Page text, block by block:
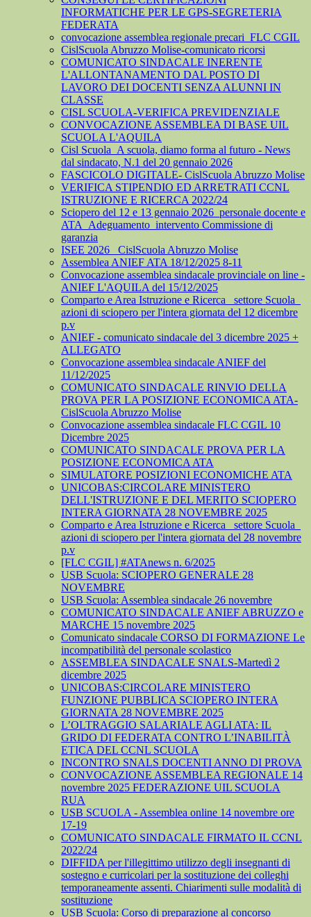
INFORMATICHE PER LE GPS-SEGRETERIA
FEDERATA
convocazione assemblea regionale precari_FLC CGIL
CislScuola Abruzzo Molise-comunicato ricorsi
COMUNICATO SINDACALE INERENTE
L'ALLONTANAMENTO DAL POSTO DI
LAVORO DEI DOCENTI SENZA ALUNNI IN
CLASSE
CISL SCUOLA-VERIFICA PREVIDENZIALE
CONVOCAZIONE ASSEMBLEA DI BASE UIL
SCUOLA L'AQUILA
Cisl Scuola_A scuola, diamo forma al futuro - News
dal sindacato, N.1 del 20 gennaio 2026
FASCICOLO DIGITALE- CislScuola Abruzzo Molise
VERIFICA STIPENDIO ED ARRETRATI CCNL
ISTRUZIONE E RICERCA 2022/24
Sciopero del 12 e 13 gennaio 2026_personale docente e
ATA_Adeguamento_intervento Commissione di
garanzia
ISEE 2026_ CislScuola Abruzzo Molise
Assemblea ANIEF ATA 18/12/2025 8-11
Convocazione assemblea sindacale provinciale on line -
ANIEF L'AQUILA del 15/12/2025
Comparto e Area Istruzione e Ricerca_ settore Scuola_
azioni di sciopero per l'intera giornata del 12 dicembre
p.v
ANIEF - comunicato sindacale del 3 dicembre 2025 +
ALLEGATO
Convocazione assemblea sindacale ANIEF del
11/12/2025
COMUNICATO SINDACALE RINVIO DELLA
PROVA PER LA POSIZIONE ECONOMICA ATA-
CislScuola Abruzzo Molise
Convocazione assemblea sindacale FLC CGIL 10
Dicembre 2025
COMUNICATO SINDACALE PROVA PER LA
POSIZIONE ECONOMICA ATA
SIMULATORE POSIZIONI ECONOMICHE ATA
UNICOBAS:CIRCOLARE MINISTERO
DELL'ISTRUZIONE E DEL MERITO SCIOPERO
INTERA GIORNATA 28 NOVEMBRE 2025
Comparto e Area Istruzione e Ricerca_ settore Scuola_
azioni di sciopero per l'intera giornata del 28 novembre
p.v
[FLC CGIL] #ATAnews n. 6/2025
USB Scuola: SCIOPERO GENERALE 28
NOVEMBRE
USB Scuola: Assemblea sindacale 26 novembre
COMUNICATO SINDACALE ANIEF ABRUZZO e
MARCHE 15 novembre 2025
Comunicato sindacale CORSO DI FORMAZIONE Le
incompatibilità del personale scolastico
ASSEMBLEA SINDACALE SNALS-Martedì 2
dicembre 2025
UNICOBAS:CIRCOLARE MINISTERO
FUNZIONE PUBBLICA SCIOPERO INTERA
GIORNATA 28 NOVEMBRE 2025
L’OLTRAGGIO SALARIALE AGLI ATA: IL
GRIDO DI FEDERATA CONTRO L’INABILITÀ
ETICA DEL CCNL SCUOLA
INCONTRO SNALS DOCENTI ANNO DI PROVA
CONVOCAZIONE ASSEMBLEA REGIONALE 14
novembre 2025 FEDERAZIONE UIL SCUOLA
RUA
USB SCUOLA - Assemblea online 14 novembre ore
17-19
COMUNICATO SINDACALE FIRMATO IL CCNL
2022/24
DIFFIDA per l'illegittimo utilizzo degli insegnanti di
sostegno e curricolari per la sostituzione dei colleghi
temporaneamente assenti. Chiarimenti sulle modalità di
sostituzione
USB Scuola: Corso di preparazione al concorso